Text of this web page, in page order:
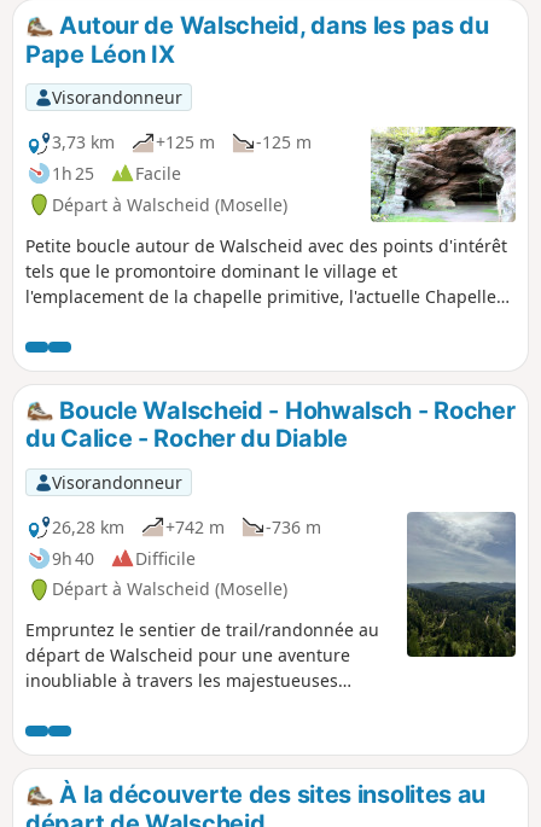
Autour de Walscheid, dans les pas du
Pape Léon IX
Visorandonneur
3,73 km
+125 m
-125 m
1h 25
Facile
Départ à Walscheid (Moselle)
Petite boucle autour de Walscheid avec des points d'intérêt
tels que le promontoire dominant le village et
l'emplacement de la chapelle primitive, l'actuelle Chapelle
du massif des Vosges.
Boucle Walscheid - Hohwalsch - Rocher
du Calice - Rocher du Diable
Visorandonneur
26,28 km
+742 m
-736 m
9h 40
Difficile
Départ à Walscheid (Moselle)
Empruntez le sentier de trail/randonnée au
départ de Walscheid pour une aventure
inoubliable à travers les majestueuses
environnantes. Cet itinéraire suit des
chemins roulants et accessibles. Il vous
permettra de découvrir la beauté naturelle
de la région tout en profitant de superbes
À la découverte des sites insolites au